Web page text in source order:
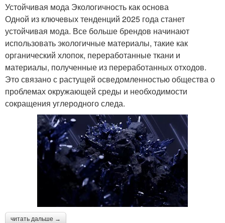
Устойчивая мода Экологичность как основа
Одной из ключевых тенденций 2025 года станет
устойчивая мода. Все больше брендов начинают
использовать экологичные материалы, такие как
органический хлопок, переработанные ткани и
материалы, полученные из переработанных отходов.
Это связано с растущей осведомленностью общества о
проблемах окружающей среды и необходимости
сокращения углеродного следа.
читать дальше →